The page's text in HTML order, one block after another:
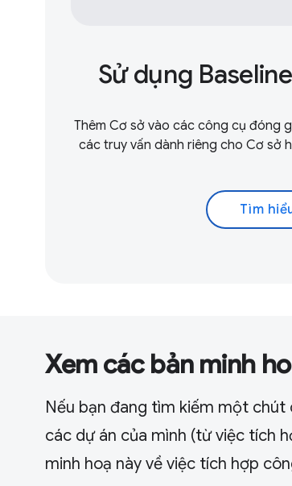
Sử dụng
Thêm Cơ sở vào các công cụ đóng
các truy vấn dành riêng cho Cơ sở
Tìm
Xem các bản minh
Nếu bạn đang tìm kiếm một
các dự án của mình (từ việc tích
minh hoạ này về việc tích hợp